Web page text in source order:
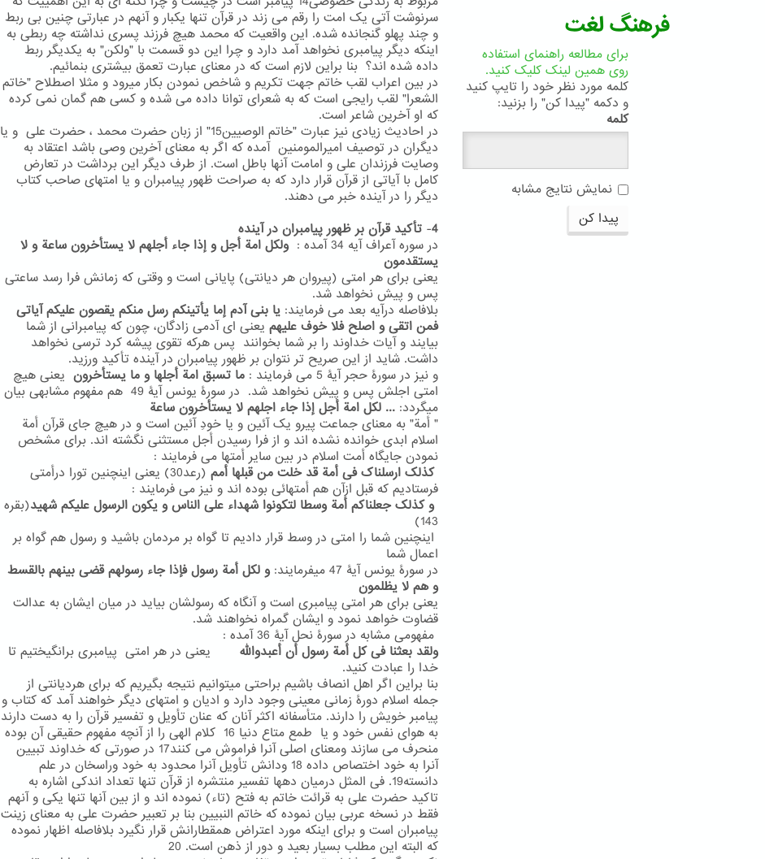
سرنوشت آتی یک امت را رقم می زند در قرآن تنها یکبار و آنهم در عبارتی چنین بی ربط
و چند پهلو گنجانده شده. این واقعیت که محمد هیچ فرزند پسری نداشته چه ربطی به
اینکه دیگر پیامبری نخواهد آمد دارد و چرا این دو قسمت با "ولکن" به یکدیگر ربط
داده شده اند؟ بنا براین لازم است که در معنای عبارت تعمق بیشتری بنمائیم.
در بین اعراب لقب خاتم جهت تکریم و شاخص نمودن بکار میرود و مثلا اصطلاح "خاتم
الشعرا" لقب رایجی است که به شعرای توانا داده می شده و کسی هم گمان نمی کرده
که او آخرین شاعر است.
در احادیث زیادی نیز عبارت "خاتم الوصیین15" از زبان حضرت محمد ، حضرت علی و یا
دیگران در توصیف امیرالمومنین آمده که اگر به معنای آخرین وصی باشد اعتقاد به
وصایت فرزندان علی و امامت آنها باطل است. از طرف دیگر این برداشت در تعارض
کامل با آیاتی از قرآن قرار دارد که به صراحت ظهور پیامبران و یا امتهای صاحب کتاب
دیگر را در آینده خبر می دهند.
4
- تأکید قرآن بر ظهور پیامبران در آینده
در سوره آعراف آیه 34 آمده :
ولکل امة أجل و إذا جاء أجلهم لا یستأخرون ساعة و لا
یستقدمون
یعنی برای هر امتی (پیروان هر دیانتی) پایانی است و وقتی که زمانش فرا رسد ساعتی
پس و پیش نخواهد شد.
بلافاصله درآیه بعد می فرمایند: یا بنی آدم إما یأتینکم رسل منکم یقصون علیکم آیاتی
فمن اتقی و اصلح فلا خوف علیهم یعنی ای آدمی زادگان، چون که پیامبرانی از شما
بیایند و آیات خداوند را بر شما بخوانند پس هرکه تقوی پیشه کرد ترسی نخواهد
داشت. شاید از این صریح تر نتوان بر ظهور پیامبران در آینده تأکید ورزید.
و نیز در سورۀ حجر آیۀ 5 می فرمایند :
ما تسبق امة أجلها و ما یستأخرون یعنی هیچ
امتی اجلش پس و پیش نخواهد شد. در سورۀ یونس آیۀ 49 هم مفهوم مشابهی بیان
میگردد: ... لکل امة أجل إذا جاء اجلهم لا یستأخرون ساعة
" أمة" به معنای جماعت پیرو یک آئین و یا خودِ آئین است و در هیچ جای قرآن أمة
اسلام ابدی خوانده نشده اند و از فرا رسیدن أجل مستثنی نگشته اند. برای مشخص
نمودن جایگاه أمت اسلام در بین سایر أمتها می فرمایند :
کذلک ارسلناک فی أمة قد خلت من قبلها أمم
(رعد30) یعنی اینچنین تورا درأمتی
فرستادیم که قبل ازآن هم أمتهائی بوده اند و نیز می فرمایند :
و کذلک جعلناکم أمة وسطا لتکونوا شهداء علی الناس و یکون الرسول علیکم شهید(بقره
143)
اینچنین شما را امتی در وسط قرار دادیم تا گواه بر مردمان باشید و رسول هم گواه بر
اعمال شما
در سورۀ یونس آیۀ 47 میفرمایند:
و لکل أمة رسول فإذا جاء رسولهم قضی بینهم بالقسط
و هم لا یظلمون
یعنی برای هر امتی پیامبری است و آنگاه که رسولشان بیاید در میان ایشان به عدالت
قضاوت خواهد نمود و ایشان گمراه نخواهند شد.
مفهومی مشابه در سورۀ نحل آیۀ 36 آمده :
ولقد بعثنا فی کل أمة رسول أن أعبدوالله یعنی در هر امتی پیامبری برانگیختیم تا
خدا را عبادت کنید.
بنا براین اگر اهل انصاف باشیم براحتی میتوانیم نتیجه بگیریم که برای هردیانتی از
جمله اسلام دورۀ زمانی معینی وجود دارد و ادیان و امتهای دیگر خواهند آمد که کتاب و
پیامبر خویش را دارند. متأسفانه اکثر آنان که عنان تأویل و تفسیر قرآن را به دست دارند
به هوای نفس خود و یا طمع متاع دنیا 16 کلام الهی را از آنچه مفهوم حقیقی آن بوده
منحرف می سازند ومعنای اصلی آنرا فراموش می کنند17 در صورتی که خداوند تبیین
آنرا به خود اختصاص داده 18 ودانش تأویل آنرا محدود به خود وراسخان در علم
دانسته19. فی المثل درمیان دهها تفسیر منتشره از قرآن تنها تعداد اندکی اشاره به
تاکید حضرت علی به قرائت خاتم به فتح (تاء) نموده اند و از بین آنها تنها یکی و آنهم
فقط در نسخه عربی بیان نموده که خاتم النبیین بنا بر تعبیر حضرت علی به معنای زینت
پیامبران است و برای اینکه مورد اعتراض همقطارانش قرار نگیرد بلافاصله اظهار نموده
که البته این مطلب بسیار بعید و دور از ذهن است. 20
فرهنگ لغت
برای مطالعه راهنمای استفاده
روی همین لینک کلیک کنید.
کلمه مورد نظر خود را تایپ کنید
و دکمه "پیدا کن" را بزنید:
کلمه
نمایش نتایج مشابه
پیدا کن